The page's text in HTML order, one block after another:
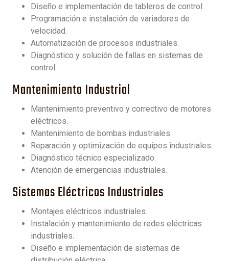
Diseño e implementación de tableros de control.
Programación e instalación de variadores de
velocidad.
Automatización de procesos industriales.
Diagnóstico y solución de fallas en sistemas de
control.
Mantenimiento Industrial
Mantenimiento preventivo y correctivo de motores
eléctricos.
Mantenimiento de bombas industriales.
Reparación y optimización de equipos industriales.
Diagnóstico técnico especializado.
Atención de emergencias industriales.
Sistemas Eléctricos Industriales
Montajes eléctricos industriales.
Instalación y mantenimiento de redes eléctricas
industriales.
Diseño e implementación de sistemas de